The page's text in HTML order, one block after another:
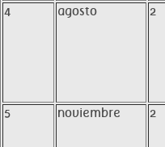
4 agosto 2
5 noviembre 2